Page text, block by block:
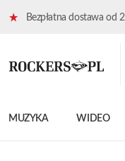
Bezpłatna dostawa od
MUZYKA WIDEO